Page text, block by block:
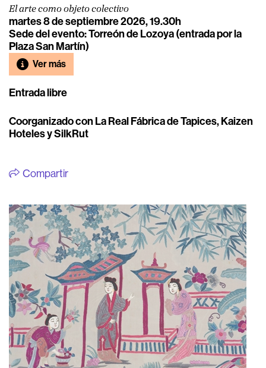
El arte como objeto colectivo
martes 8 de septiembre 2026, 19.30h
Sede del evento: Torreón de Lozoya (entrada por la
Plaza San Martín)
Ver más
Entrada libre
Coorganizado con La Real Fábrica de Tapices, Kaizen
Hoteles y SilkRut
Compartir